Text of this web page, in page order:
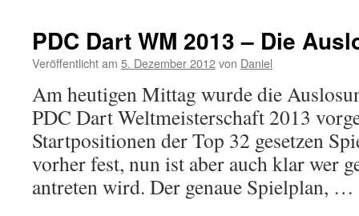
2016:
Spielplan
PDC Dart WM 2013 – Die
Veröffentlicht am 5. Dezember 2012von Daniel
Am heutigen Mittag wurde die
PDC Dart Weltmeisterschaft 2013
Startpositionen der Top 32 gesetzen
vorher fest, nun ist aber auch klar wer
antreten wird. Der genaue Spielplan, …